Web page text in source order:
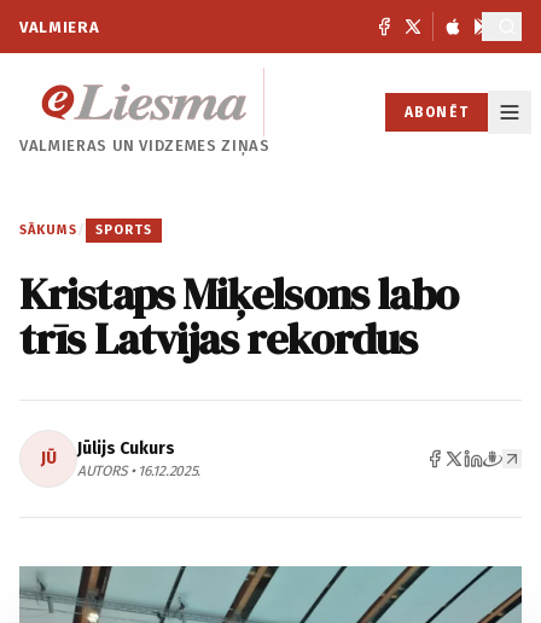
VALMIERA
VALMIERAS UNVIDZEMES ZIŅAS
ABONĒT
SĀKUMS / SPORTS
Kristaps Miķelsons labo
trīs Latvijas rekordus
JŪ Jūlijs Cukurs
AUTORS • 16.12.2025.